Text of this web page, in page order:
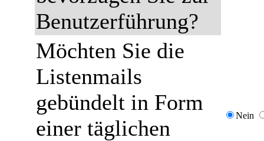
Benutzerführung?
Möchten Sie die
Listenmails
gebündelt in Form
einer täglichen
Nein